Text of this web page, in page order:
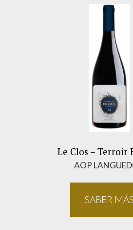
Le Clos – Terroir
AOP
SABER MÁS